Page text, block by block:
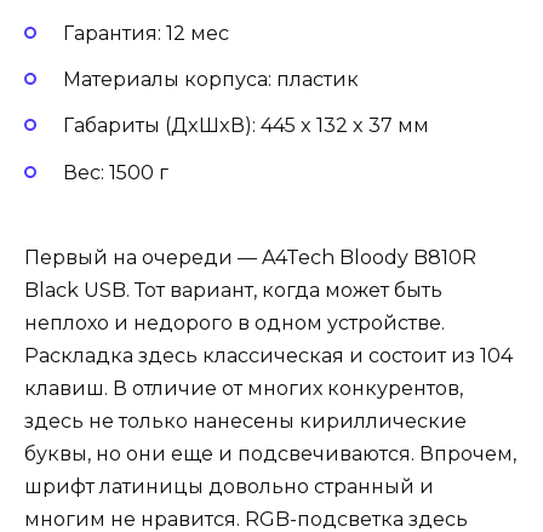
Гарантия: 12 мес
Материалы корпуса: пластик
Габариты (ДxШxВ): 445 x 132 x 37 мм
Вес: 1500 г
Первый на очереди — A4Tech Bloody B810R
Black USB. Тот вариант, когда может быть
неплохо и недорого в одном устройстве.
Раскладка здесь классическая и состоит из 104
клавиш. В отличие от многих конкурентов,
здесь не только нанесены кириллические
буквы, но они еще и подсвечиваются. Впрочем,
шрифт латиницы довольно странный и
многим не нравится. RGB-подсветка здесь